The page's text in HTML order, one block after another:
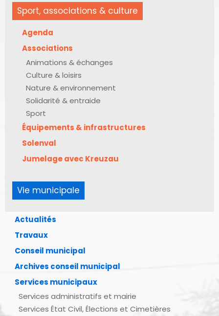
Sport, associations & culture
Agenda
Associations
Animations & échanges
Culture & loisirs
Nature & environnement
Solidarité & entraide
Sport
Équipements & infrastructures
Solenval
Jumelage avec Kreuzau
Vie municipale
Actualités
Travaux
Conseil municipal
Archives conseil municipal
Services municipaux
Services administratifs et mairie
Services État Civil, Élections et Cimetières